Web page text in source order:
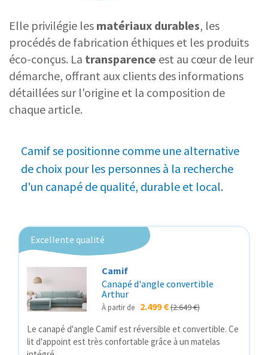
Elle privilégie les matériaux durables, les
procédés de fabrication éthiques et les produits
éco-conçus. La transparence est au cœur de leur
démarche, offrant aux clients des informations
détaillées sur l'origine et la composition de
chaque article.
Camif se positionne comme une alternative
de choix pour les personnes à la recherche
d'un canapé de qualité, durable et local.
Excellente qualité
Camif
Canapé d'angle convertible
Arthur
À partir de 2.499 €(2.649 €)
Le canapé d'angle Camif est réversible et convertible. Ce
lit d'appoint est très confortable grâce à un matelas